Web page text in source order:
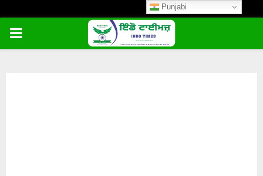
PRIMARY
Punjabi